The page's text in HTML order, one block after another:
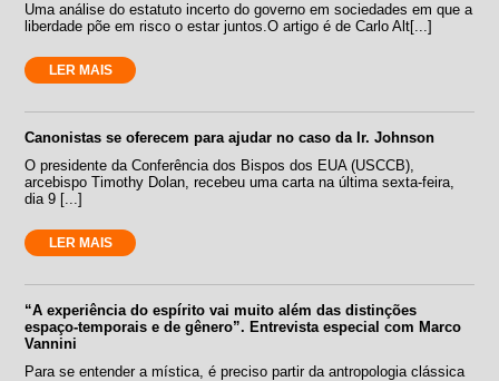
Uma análise do estatuto incerto do governo em sociedades em que a
liberdade põe em risco o estar juntos.O artigo é de Carlo Alt[...]
LER MAIS
Canonistas se oferecem para ajudar no caso da Ir. Johnson
O presidente da Conferência dos Bispos dos EUA (USCCB),
arcebispo Timothy Dolan, recebeu uma carta na última sexta-feira,
dia 9 [...]
LER MAIS
“A experiência do espírito vai muito além das distinções
espaço-temporais e de gênero”. Entrevista especial com Marco
Vannini
Para se entender a mística, é preciso partir da antropologia clássica